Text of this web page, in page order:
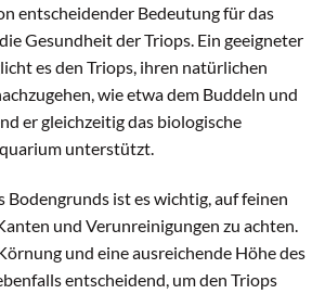
entscheidender Bedeutung für das
Gesundheit der Triops. Ein geeigneter
es den Triops, ihren natürlichen
wie etwa dem Buddeln und
er gleichzeitig das biologische
unterstützt.
Bodengrunds ist es wichtig, auf feinen
und Verunreinigungen zu achten.
und eine ausreichende Höhe des
entscheidend, um den Triops